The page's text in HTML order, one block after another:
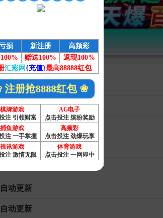
损 新注册
高频彩
赠送100%
返现100%
汇彩网{充值}最高88888红包
注册抢8888红包 ❀
棋牌游戏
注 引领财富
AG电子
点击投注 缤纷奖励
捕鱼游戏
注 一手掌握
高频彩
点击投注 劲爆玩享
视讯游戏
注 激情无限
体育游戏
点击投注 一网即中
赛马会『热门彩图』
动更新
动更新
动更新
动更新
动更新
动更新
动更新
动更新